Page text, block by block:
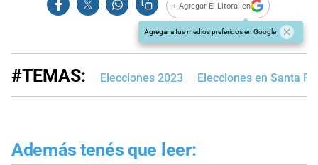
+ Agregar El Litoral en
Agregar a tus medios preferidos en Google
#TEMAS: Elecciones 2023 Elecciones en Santa Fe
Además tenés que leer: